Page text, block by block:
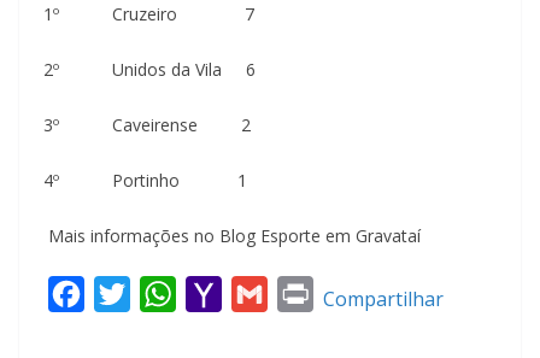
1º Cruzeiro 7
2º Unidos da Vila 6
3º Caveirense 2
4º Portinho 1
Mais informações no Blog Esporte em Gravataí
PCompartilhar